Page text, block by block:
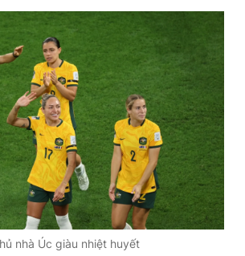
nhà Úc giàu nhiệt huyết